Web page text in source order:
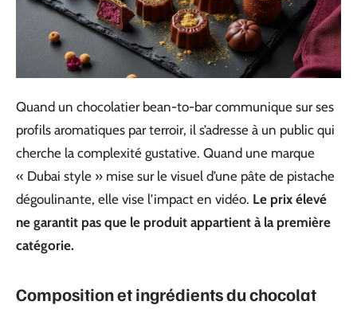
Quand un chocolatier bean-to-bar communique sur ses
profils aromatiques par terroir, il s’adresse à un public qui
cherche la complexité gustative. Quand une marque
« Dubai style » mise sur le visuel d’une pâte de pistache
dégoulinante, elle vise l’impact en vidéo. Le prix élevé
ne garantit pas que le produit appartient à la première
catégorie.
Composition et ingrédients du chocolat